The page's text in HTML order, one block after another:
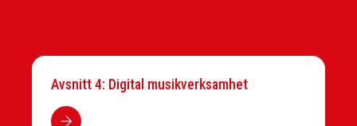
Avsnitt 4: Digital musikverksamhet